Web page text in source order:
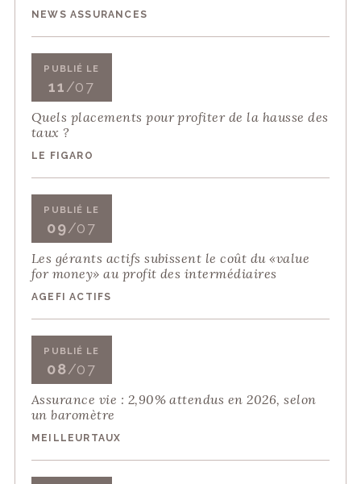
NEWS ASSURANCES
PUBLIÉ LE
11/07
Quels placements pour profiter de la hausse des
taux ?
LE FIGARO
PUBLIÉ LE
09/07
Les gérants actifs subissent le coût du «value
for money» au profit des intermédiaires
AGEFI ACTIFS
PUBLIÉ LE
08/07
Assurance vie : 2,90% attendus en 2026, selon
un baromètre
MEILLEURTAUX